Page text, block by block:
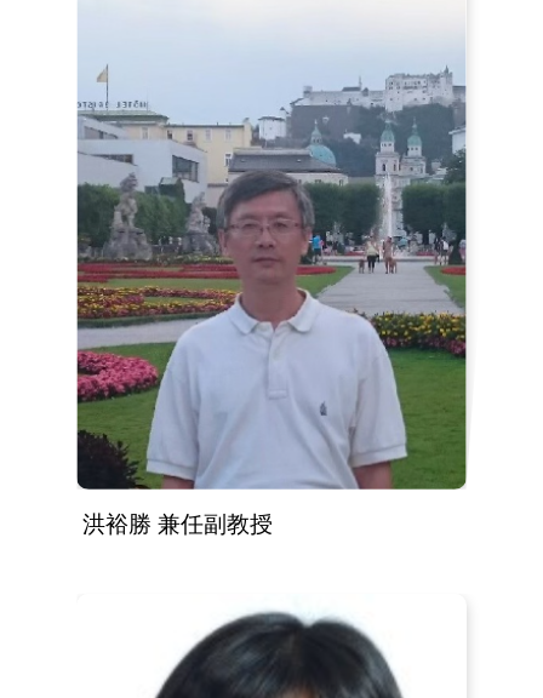
洪裕勝 兼任副教授